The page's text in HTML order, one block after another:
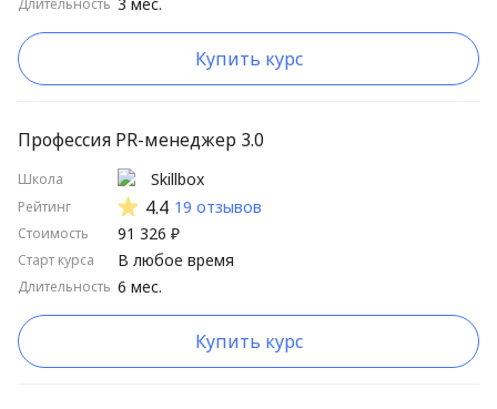
Школы от А до Я
Длительные курсы сначала
Короткие курсы сначала
Высокий рейтинг
Низкий рейтинг
Длительность
Купить курс
Профессия PR-менеджер 3.0
Школа
Рейтинг
Стоимость
Старт курса
Длительность
Skillbox
4.4 19 отзывов
91 326 ₽
6 мес.
В любое время
Купить курс